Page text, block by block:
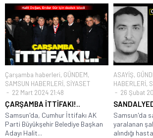
Çarşamba haberleri, GÜNDEM,
SAMSUN HABERLERİ, SİYASET
22 Mart 2024 21:48
ÇARŞAMBA İTTİFAKI!..
Samsun'da, Cumhur İttifakı AK
Parti Büyükşehir Belediye Başkan
Adayı Halit...
ASAYİŞ,
HABERLERİ,
26 Şubat
Samsun'da
yaralanan
alındığı